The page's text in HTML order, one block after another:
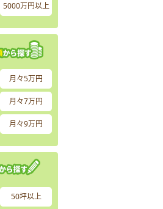
5000万円以上
月々5万円
月々7万円
月々9万円
50坪以上